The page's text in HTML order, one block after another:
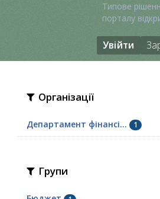
Типове
порталу
Увійти
Організації
Департамент фінансі... 1
Групи